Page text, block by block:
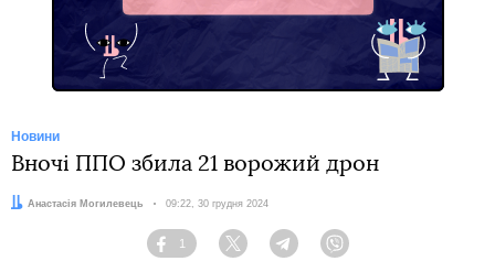
Новини
Вночі ППО збила 21 ворожий дрон
Автор:
Анастасія Могилевець Дата:
09:22, 30 грудня 2024
Facebook
1
Twitter TelegramViber